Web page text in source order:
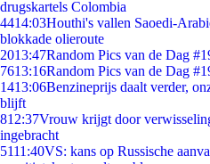
drugskartels Colombia
4414:03Houthi's vallen Saoedi-
blokkade olieroute
2013:47Random Pics van de Dag
7613:16Random Pics van de Dag
1413:06Benzineprijs daalt verder,
blijft
812:37Vrouw krijgt door
ingebracht
5111:40VS: kans op Russische